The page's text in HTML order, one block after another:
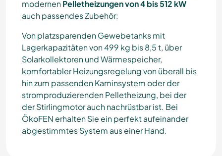
modernenPelletheizungen von 4 bis 512 kW
auch passendes Zubehör:
Von platzsparenden Gewebetanks mit
Lagerkapazitäten von 499 kg bis 8,5 t, über
Solarkollektoren und Wärmespeicher,
komfortabler Heizungsregelung von überall bis
hin zum passenden Kaminsystem oder der
stromproduzierenden Pelletheizung, bei der
der Stirlingmotor auch nachrüstbar ist. Bei
ÖkoFEN erhalten Sie ein perfekt aufeinander
abgestimmtes System aus einer Hand.